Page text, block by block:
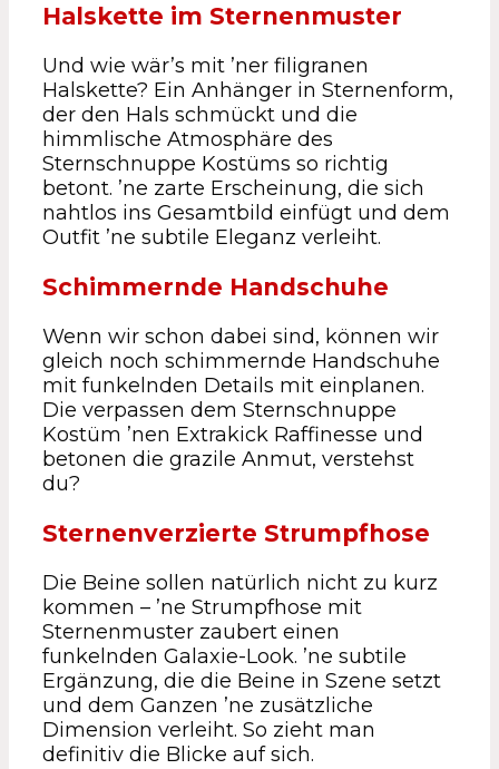
Halskette im Sternenmuster
Und wie wär’s mit ’ner filigranen
Halskette? Ein Anhänger in Sternenform,
der den Hals schmückt und die
himmlische Atmosphäre des
Sternschnuppe Kostüms so richtig
betont. ’ne zarte Erscheinung, die sich
nahtlos ins Gesamtbild einfügt und dem
Outfit ’ne subtile Eleganz verleiht.
Schimmernde Handschuhe
Wenn wir schon dabei sind, können wir
gleich noch schimmernde Handschuhe
mit funkelnden Details mit einplanen.
Die verpassen dem Sternschnuppe
Kostüm ’nen Extrakick Raffinesse und
betonen die grazile Anmut, verstehst
du?
Sternenverzierte Strumpfhose
Die Beine sollen natürlich nicht zu kurz
kommen – ’ne Strumpfhose mit
Sternenmuster zaubert einen
funkelnden Galaxie-Look. ’ne subtile
Ergänzung, die die Beine in Szene setzt
und dem Ganzen ’ne zusätzliche
Dimension verleiht. So zieht man
definitiv die Blicke auf sich.